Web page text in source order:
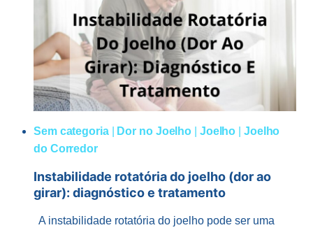
Sem categoria| Dor no Joelho Joelho
Joelho
do Corredor
Instabilidade rotatória do joelho (dor ao
girar): diagnóstico e tratamento
A instabilidade rotatória do joelho pode ser uma